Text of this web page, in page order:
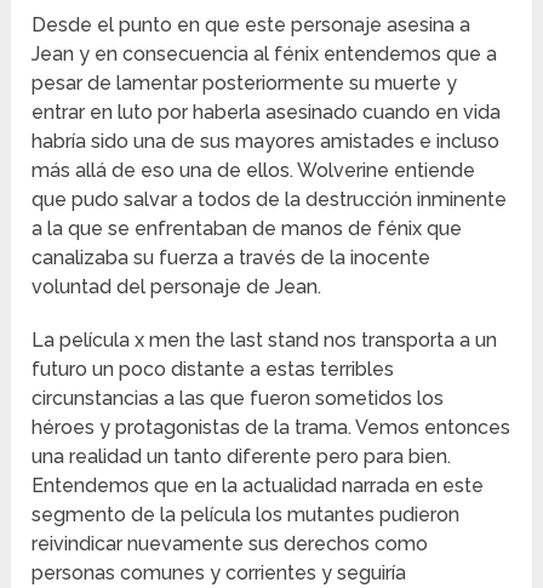
Desde el punto en que este personaje asesina a
Jean y en consecuencia al fénix entendemos que a
pesar de lamentar posteriormente su muerte y
entrar en luto por haberla asesinado cuando en vida
habría sido una de sus mayores amistades e incluso
más allá de eso una de ellos. Wolverine entiende
que pudo salvar a todos de la destrucción inminente
a la que se enfrentaban de manos de fénix que
canalizaba su fuerza a través de la inocente
voluntad del personaje de Jean.
La película x men the last stand nos transporta a un
futuro un poco distante a estas terribles
circunstancias a las que fueron sometidos los
héroes y protagonistas de la trama. Vemos entonces
una realidad un tanto diferente pero para bien.
Entendemos que en la actualidad narrada en este
segmento de la película los mutantes pudieron
reivindicar nuevamente sus derechos como
personas comunes y corrientes y seguiría